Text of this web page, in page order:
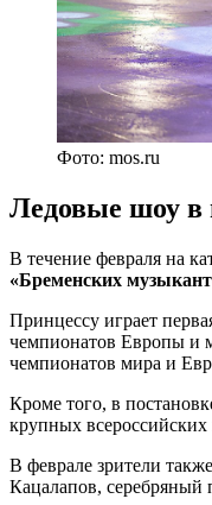
Фото: mos.ru
Ледовые шоу в
В течение февраля на
«Бременских
Принцессу играет
чемпионатов Европы и
чемпионатов мира и
Кроме того, в
крупных
В феврале зрители
Кацалапов, серебряный